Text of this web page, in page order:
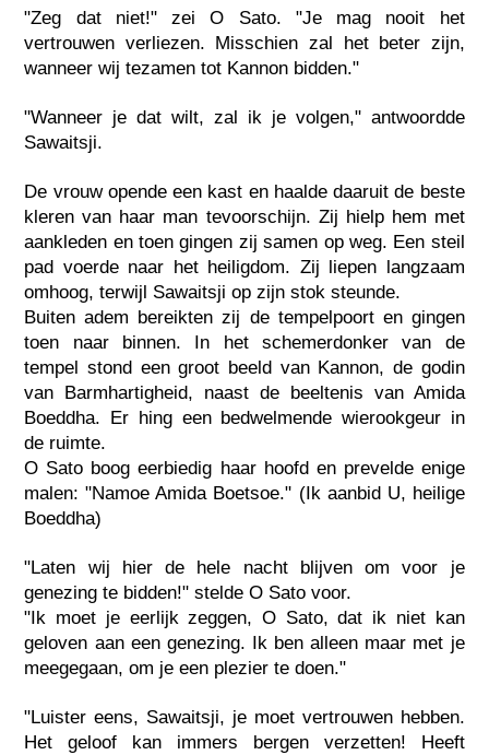
"Zeg dat niet!" zei O Sato. "Je mag nooit het
vertrouwen verliezen. Misschien zal het beter zijn,
wanneer wij tezamen tot Kannon bidden."
"Wanneer je dat wilt, zal ik je volgen," antwoordde
Sawaitsji.
De vrouw opende een kast en haalde daaruit de beste
kleren van haar man tevoorschijn. Zij hielp hem met
aankleden en toen gingen zij samen op weg. Een steil
pad voerde naar het heiligdom. Zij liepen langzaam
omhoog, terwijl Sawaitsji op zijn stok steunde.
Buiten adem bereikten zij de tempelpoort en gingen
toen naar binnen. In het schemerdonker van de
tempel stond een groot beeld van Kannon, de godin
van Barmhartigheid, naast de beeltenis van Amida
Boeddha. Er hing een bedwelmende wierookgeur in
de ruimte.
O Sato boog eerbiedig haar hoofd en prevelde enige
malen: "Namoe Amida Boetsoe." (Ik aanbid U, heilige
Boeddha)
"Laten wij hier de hele nacht blijven om voor je
genezing te bidden!" stelde O Sato voor.
"Ik moet je eerlijk zeggen, O Sato, dat ik niet kan
geloven aan een genezing. Ik ben alleen maar met je
meegegaan, om je een plezier te doen."
"Luister eens, Sawaitsji, je moet vertrouwen hebben.
Het geloof kan immers bergen verzetten! Heeft